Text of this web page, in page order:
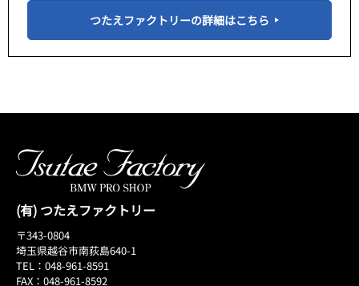
つたえファクトリーの詳細はこちら
(有) つたえファクトリー
〒343-0804
埼玉県越谷市南荻島640-1
TEL：048-961-8591
FAX：048-961-8592